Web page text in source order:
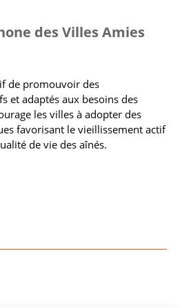
des Villes Amies
de promouvoir des
et adaptés aux besoins des
les villes à adopter des
favorisant le vieillissement actif
de vie des aînés.